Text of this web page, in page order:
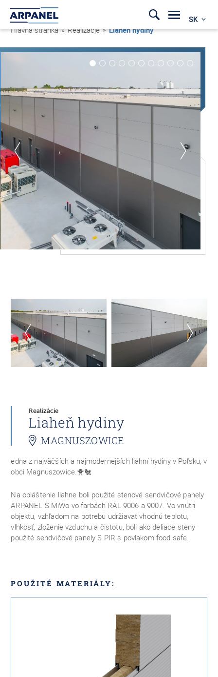
SK
Hlavná stránka » Realizacje »Liaheň hydiny
Realizácie
Liaheň hydiny
MAGNUSZOWICE
edna z najväčších a najmodernejších liahní hydiny v Poľsku, v
obci Magnuszowice.🐥🐔
Na opláštenie liahne boli použité stenové sendvičové panely
ARPANEL S MiWo vo farbách RAL 9006 a 9007. Vo vnútri
objektu, vzhľadom na potrebu udržiavať vhodnú teplotu,
vlhkosť, zloženie vzduchu a čistotu, boli ako deliace steny
použité sendvičové panely S PIR s povlakom food safe.
POUŽITÉ MATERIÁLY: